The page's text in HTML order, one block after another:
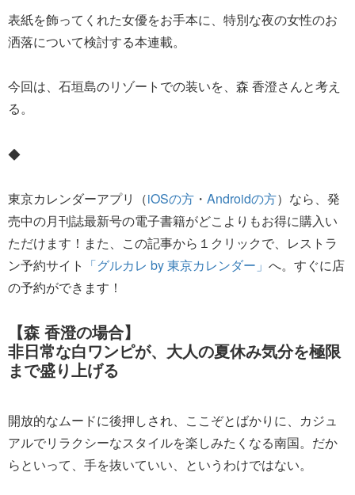
表紙を飾ってくれた女優をお手本に、特別な夜の女性のお
洒落について検討する本連載。
今回は、石垣島のリゾートでの装いを、森 香澄さんと考え
る。
◆
東京カレンダーアプリ（iOSの方 ・ Androidの方）なら、発
売中の月刊誌最新号の電子書籍がどこよりもお得に購入い
ただけます！また、この記事から１クリックで、レストラ
ン予約サイト 「グルカレ by 東京カレンダー」 へ。すぐに店
の予約ができます！
【森 香澄の場合】
非日常な白ワンピが、大人の夏休み気分を極限
まで盛り上げる
開放的なムードに後押しされ、ここぞとばかりに、カジュ
アルでリラクシーなスタイルを楽しみたくなる南国。だか
らといって、手を抜いていい、というわけではない。